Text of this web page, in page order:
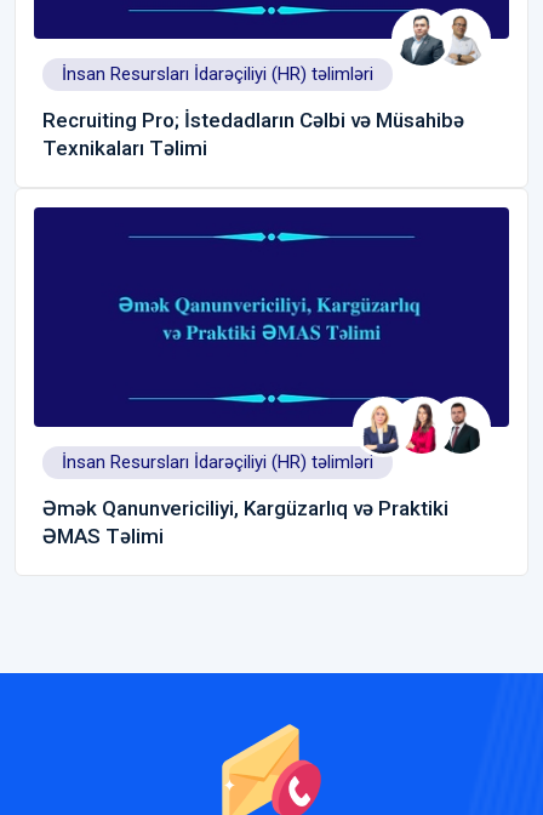
İnsan Resursları İdarəçiliyi (HR) təlimləri
Recruiting Pro; İstedadların Cəlbi və Müsahibə
Texnikaları Təlimi
İnsan Resursları İdarəçiliyi (HR) təlimləri
Əmək Qanunvericiliyi, Kargüzarlıq və Praktiki
ƏMAS Təlimi